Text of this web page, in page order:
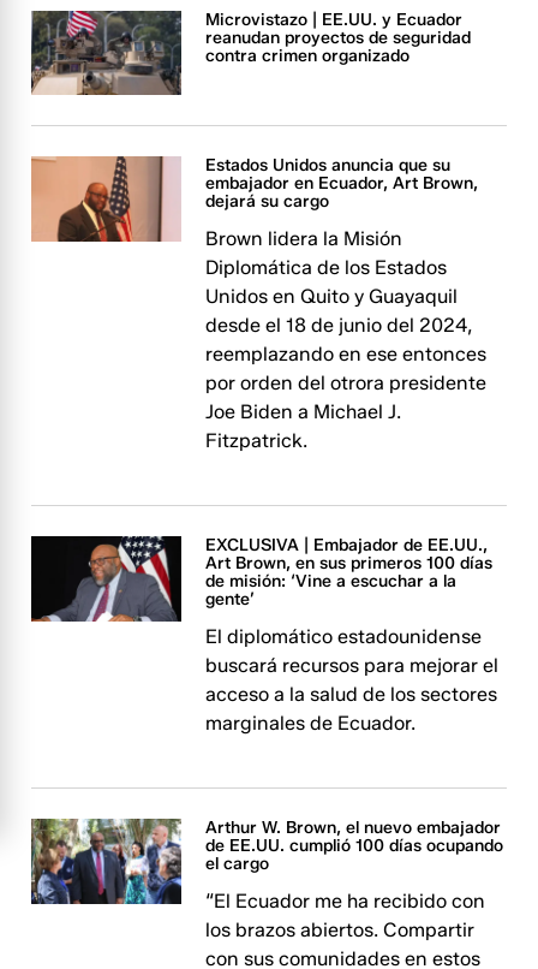
Microvistazo | EE.UU. y Ecuador
reanudan proyectos de seguridad
contra crimen organizado
Estados Unidos anuncia que su
embajador en Ecuador, Art Brown,
dejará su cargo
Brown lidera la Misión
Diplomática de los Estados
Unidos en Quito y Guayaquil
desde el 18 de junio del 2024,
reemplazando en ese entonces
por orden del otrora presidente
Joe Biden a Michael J.
Fitzpatrick.
EXCLUSIVA | Embajador de EE.UU.,
Art Brown, en sus primeros 100 días
de misión: ‘Vine a escuchar a la
gente’
El diplomático estadounidense
buscará recursos para mejorar el
acceso a la salud de los sectores
marginales de Ecuador.
Arthur W. Brown, el nuevo embajador
de EE.UU. cumplió 100 días ocupando
el cargo
“El Ecuador me ha recibido con
los brazos abiertos. Compartir
con sus comunidades en estos